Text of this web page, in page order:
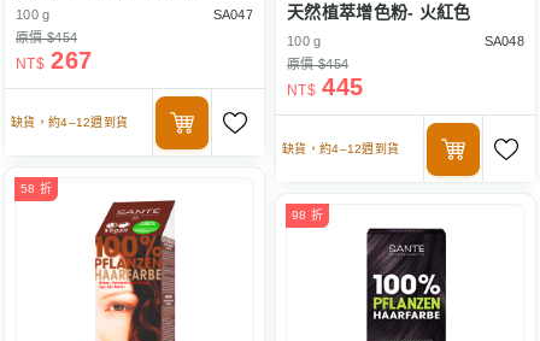
100 g
SA047
原價 $454
NT$ 267
缺貨，約4–12週到貨
天然植萃增色粉- 火紅色
100 g
SA048
原價 $454
NT$ 445
缺貨，約4–12週到貨
58 折
98 折